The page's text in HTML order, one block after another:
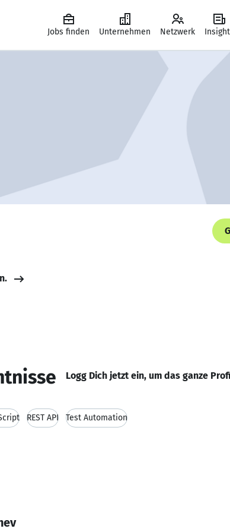
Jobs finden Unternehmen Netzwerk
Logg Dich jetzt ein, um das ganze
REST API Test Automation